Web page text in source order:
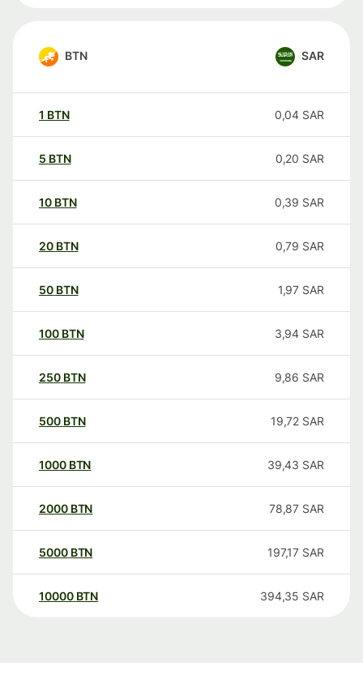
BTN SAR
1 BTN 0,04 SAR
5 BTN 0,20 SAR
10 BTN 0,39 SAR
20 BTN 0,79 SAR
50 BTN 1,97 SAR
100 BTN 3,94 SAR
250 BTN 9,86 SAR
500 BTN 19,72 SAR
1000 BTN 39,43 SAR
2000 BTN 78,87 SAR
5000 BTN 197,17 SAR
10000 BTN 394,35 SAR